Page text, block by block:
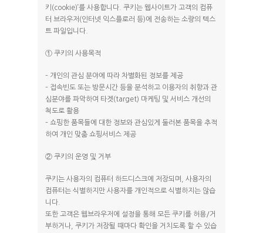
키(cookie)’를 사용합니다. 쿠키는 웹사이트가 고객의 컴퓨
터 브라우저(인터넷 익스플로러 등)에 전송하는 소량의 텍스
트 파일입니다.
① 쿠키의 사용목적
– 개인의 관심 분야에 따라 차별화된 정보를 제공
– 접속빈도 또는 방문시간 등을 분석하고 이용자의 취향과 관
심분야를 파악하여 타겟(target) 마케팅 및 서비스 개선의
척도로 활용
– 쇼핑한 품목들에 대한 정보와 관심있게 둘러본 품목을 추적
하여 개인 맞춤 쇼핑서비스 제공
② 쿠키의 운영 및 거부
쿠키는 사용자의 컴퓨터 하드디스크에 저장되며, 사용자의
컴퓨터는 식별하지만 사용자를 개인적으로 식별하지는 않습
니다.
또한 고객은 웹브라우저에 설정을 통해 모든 쿠키를 허용/거
부하거나, 쿠키가 저장될 때마다 확인을 거치도록 할 수 있습